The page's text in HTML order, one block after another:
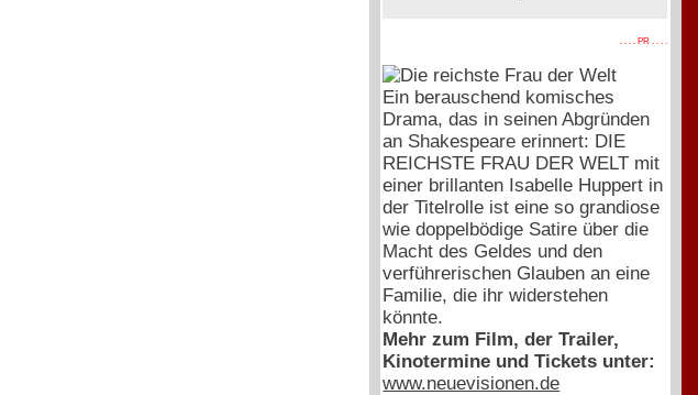
. . . . PR . . . .
Ein berauschend komisches
Drama, das in seinen Abgründen
an Shakespeare erinnert: DIE
REICHSTE FRAU DER WELT mit
einer brillanten Isabelle Huppert in
der Titelrolle ist eine so grandiose
wie doppelbödige Satire über die
Macht des Geldes und den
verführerischen Glauben an eine
Familie, die ihr widerstehen
könnte.
Mehr zum Film, der Trailer,
Kinotermine und Tickets unter:
www.neuevisionen.de